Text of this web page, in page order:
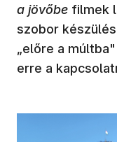
a jövőbe filmek
szobor
„előre a
erre a